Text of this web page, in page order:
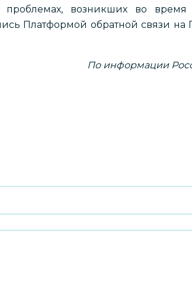
возникших во время
Платформой обратной связи на
По информации